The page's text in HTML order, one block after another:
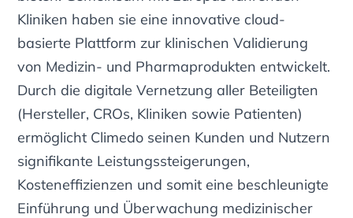
Kliniken haben sie eine innovative cloud-
basierte Plattform zur klinischen Validierung
von Medizin- und Pharmaprodukten entwickelt.
Durch die digitale Vernetzung aller Beteiligten
(Hersteller, CROs, Kliniken sowie Patienten)
ermöglicht Climedo seinen Kunden und Nutzern
signifikante Leistungssteigerungen,
Kosteneffizienzen und somit eine beschleunigte
Einführung und Überwachung medizinischer